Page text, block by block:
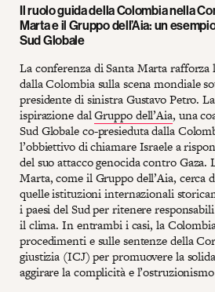
Il ruolo guida della Colombia nella
Marta e il Gruppo dell’Aia: un
Sud Globale
La conferenza di Santa Marta rafforza
dalla Colombia sulla scena mondiale
presidente di sinistra Gustavo Petro.
ispirazione dalGruppo dell’Aia, una
Sud Globale co-presieduta dalla
l’obbiettivo di chiamare Israele a
del suo attacco genocida contro Gaza.
Marta, come il Gruppo dell’Aia, cerca
quelle istituzioni internazionali
i paesi del Sud per ritenere
il clima. In entrambi i casi, la
procedimenti e sulle sentenze della
giustizia (ICJ) per promuovere la
aggirare la complicità e